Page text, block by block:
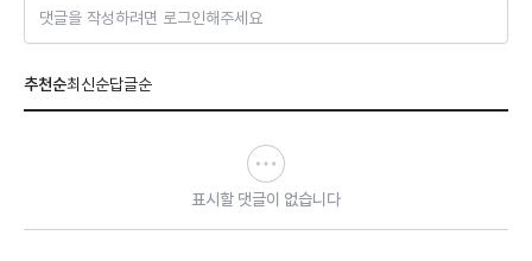
댓글을 작성하려면 로그인해주세요
추천순최신순답글순
표시할 댓글이 없습니다